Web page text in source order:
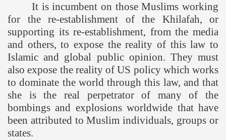
It is incumbent on those Muslims working
for the re-establishment of the Khilafah, or
supporting its re-establishment, from the media
and others, to expose the reality of this law to
Islamic and global public opinion. They must
also expose the reality ofUS policy which works
to dominate the world through this law, and that
she is the real perpetrator of many of the
bombings and explosions worldwide that have
been attributed to Muslim individuals, groups or
states.